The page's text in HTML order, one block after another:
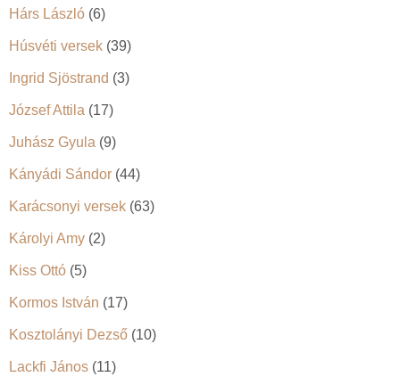
Hárs László (6)
Húsvéti versek (39)
Ingrid Sjöstrand (3)
József Attila (17)
Juhász Gyula (9)
Kányádi Sándor (44)
Karácsonyi versek (63)
Károlyi Amy (2)
Kiss Ottó (5)
Kormos István (17)
Kosztolányi Dezső (10)
Lackfi János (11)